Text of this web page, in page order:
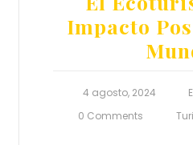
Impacto
4 agosto, 2024
0 Comments